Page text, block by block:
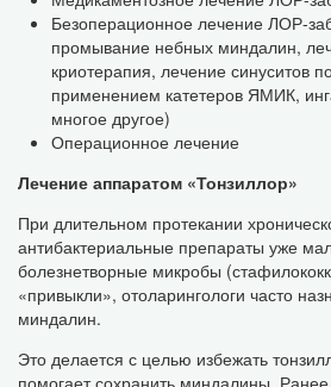
Безоперационное лечение ЛОР-
промывание небных миндалин,
криотерапия, лечение синуситов
применением катетеров ЯМИК,
многое другое)
Операционное лечение
Лечение аппаратом «Тонзиллор»
При длительном протекании
антибактериальные препараты уже
болезнетворные микробы
«привыкли», отоларингологи часто
миндалин.
Это делается с целью избежать
помогает сохранить миндалины.